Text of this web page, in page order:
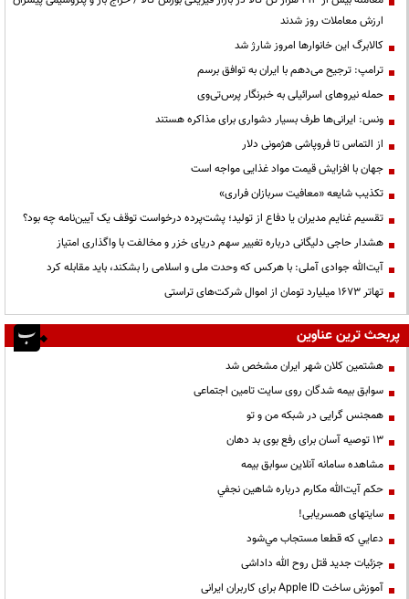
ارزش معاملات روز شدند
کالابرگ این خانوارها امروز شارژ شد
ترامپ: ترجیح می‌دهم با ایران به توافق برسم
حمله نیروهای اسرائیلی به خبرنگار پرس‌تی‌وی
ونس: ایرانی‌ها طرف بسیار دشواری برای مذاکره هستند
از التماس تا فروپاشی هژمونی دلار
جهان با افزایش قیمت مواد غذایی مواجه است
تکذیب شایعه «معافیت سربازان فراری»
تقسیم غنایم مدیران یا دفاع از تولید؛ پشت‌پرده درخواست توقف یک آیین‌نامه چه بود؟
هشدار حاجی دلیگانی درباره تغییر سهم دریای خزر و مخالفت با واگذاری امتیاز
آیت‌الله جوادی آملی: با هرکس که وحدت ملی و اسلامی را بشکند، باید مقابله کرد
تهاتر ۱۶۷۳ میلیارد تومان از اموال شرکت‌های تراستی
پربحث ترین عناوین
هشتمین کلان شهر ایران مشخص شد
سوابق بیمه شدگان روی سایت تامین اجتماعی
همجنس گرایی در شبکه من و تو
13 توصیه آسان برای رفع بوی بد دهان
مشاهده سامانه آنلاين سوابق بیمه
حكم آيت‌الله مكارم درباره شاهين نجفي
سایتهای همسریابی!
دعايي كه قطعا مستجاب مي‌شود
جزئیات جدید قتل روح الله داداشی
آموزش ساخت Apple ID برای کاربران ایرانی